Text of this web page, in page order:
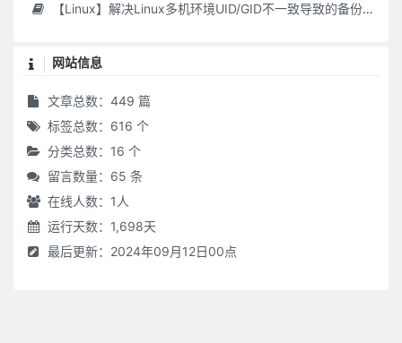
【Linux】解决Linux多机环境UID/GID不一致导致的备份权限问题
网站信息
文章总数：449 篇
标签总数：616 个
分类总数：16 个
留言数量：65 条
在线人数： 1 人
运行天数：1,698天
最后更新：2024年09月12日00点